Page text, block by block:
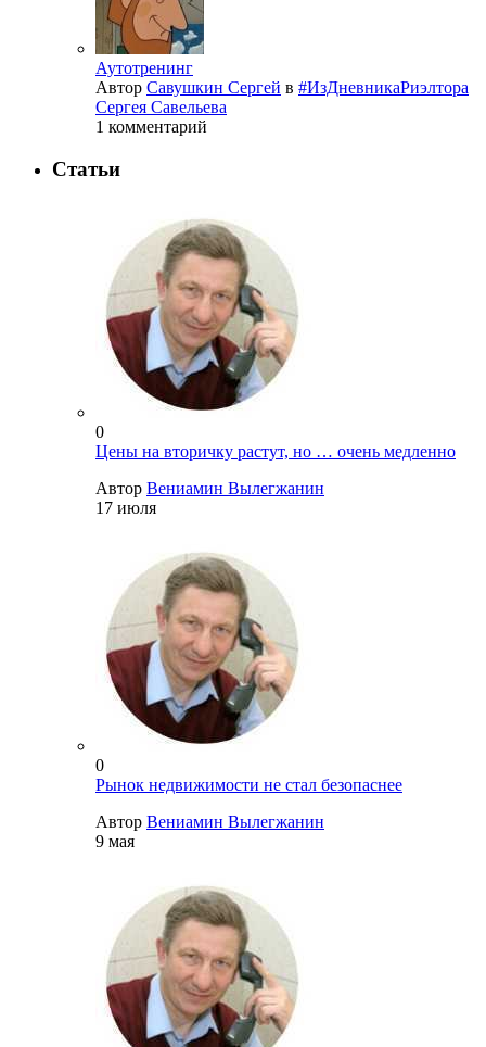
Аутотренинг
Автор Савушкин Сергей в #ИзДневникаРиэлтора
Сергея Савельева
1 комментарий
Статьи
0
Цены на вторичку растут, но … очень медленно
Автор Вениамин Вылегжанин
17 июля
0
Рынок недвижимости не стал безопаснее
Автор Вениамин Вылегжанин
9 мая